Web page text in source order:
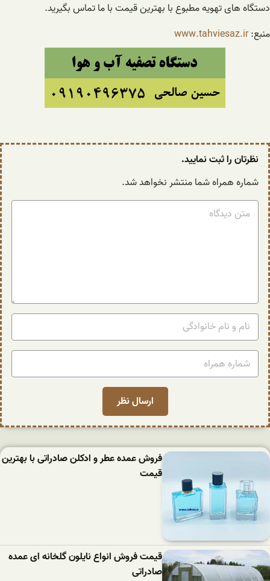
دستگاه های تهویه مطبوع با بهترین قیمت با ما تماس بگیرید.
منبع:www.tahviesaz.ir
نظرتان را ثبت نمایید.
شماره همراه شما منتشر نخواهد شد.
فروش عمده عطر و ادکلن صادراتی با بهترین
قیمت
قیمت فروش انواع نایلون گلخانه ای عمده
صادراتی